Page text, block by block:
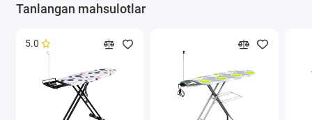
Tanlangan mahsulotlar
5.0